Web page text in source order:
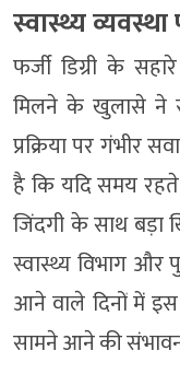
स्वास्थ्य
फर्जी डिग्री के
मिलने के खुलासे ने
प्रक्रिया पर गंभीर
है कि यदि समय रहते
जिंदगी के साथ बड़ा
स्वास्थ्य विभाग
आने वाले दिनों में
सामने आने की